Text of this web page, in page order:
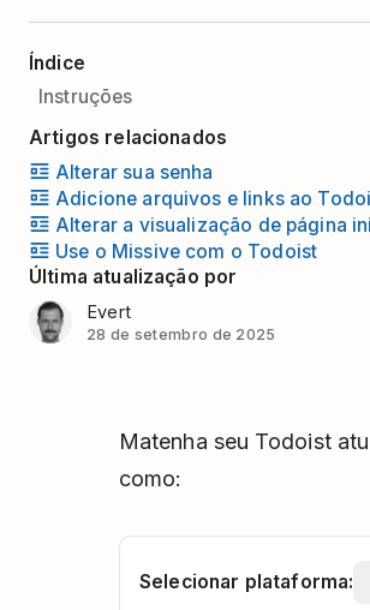
Índice
Instruções
Artigos relacionados
Alterar sua senha
Adicione arquivos e links ao
Alterar a visualização de página
Use o Missive com o Todoist
Última atualização por
Evert
28 de setembro de 2025
Matenha seu Todoist
como:
Selecionar plataforma: